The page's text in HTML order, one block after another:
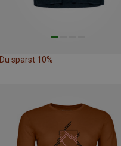
Du sparst 10%